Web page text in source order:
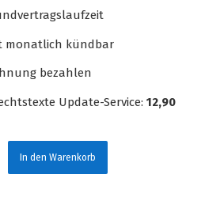
monatlich kündbar
bezahlen
Update-Service: 12,90
In den Warenkorb